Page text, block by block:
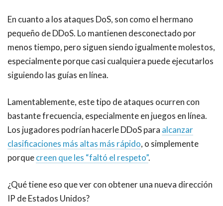
En cuanto a los ataques DoS, son como el hermano
pequeño de DDoS. Lo mantienen desconectado por
menos tiempo, pero siguen siendo igualmente molestos,
especialmente porque casi cualquiera puede ejecutarlos
siguiendo las guías en línea.
Lamentablemente, este tipo de ataques ocurren con
bastante frecuencia, especialmente en juegos en línea.
Los jugadores podrían hacerle DDoS para alcanzar
clasificaciones más altas más rápido, o simplemente
porquecreen que les “faltó el respeto”.
¿Qué tiene eso que ver con obtener una nueva dirección
IP deEstados Unidos?